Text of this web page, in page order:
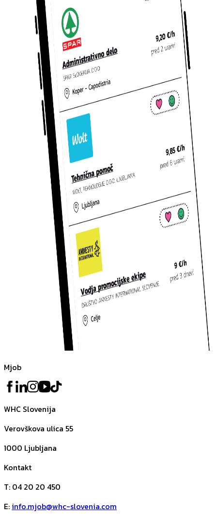
Mjob
WHC Slovenija
Verovškova ulica 55
1000 Ljubljana
Kontakt
T: 04 20 20 450
E: info.mjob@whc-slovenia.com